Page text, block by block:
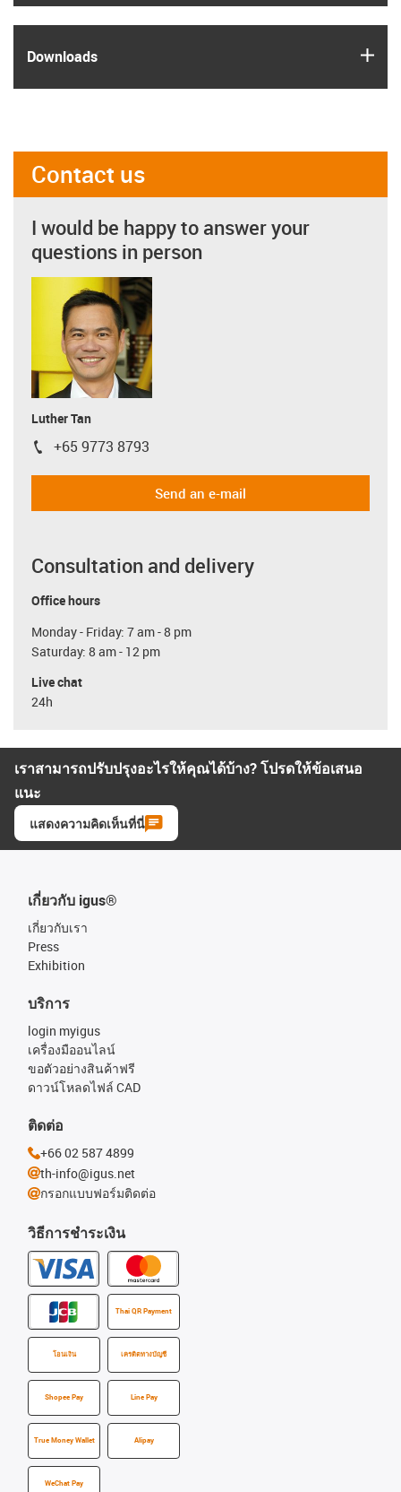
Downloads
Contact us
I would be happy to answer your
questions in person
Luther Tan
igus-icon-phone
+65 9773 8793
Send an e-mail
Consultation and delivery
Office hours
Monday - Friday: 7 am - 8 pm
Saturday: 8 am - 12 pm
Live chat
24h
เราสามารถปรับปรุงอะไรให้คุณได้บ้าง? โปรดให้ข้อเสนอ
แนะ
แสดงความคิดเห็นที่นี่
เกี่ยวกับ igus®
เกี่ยวกับเรา
Press
Exhibition
วิธีการชำระเงิน
Thai QR Payment
โอนเงิน เครดิตทางบัญชี
Shopee Pay Line Pay
True Money Wallet Alipay
WeChat Pay
บริการ
login myigus
เครื่องมืออนไลน์
ขอตัวอย่างสินค้าฟรี
ดาวน์โหลดไฟล์ CAD
ติดต่อ
+66 02 587 4899
th-info@igus.net
กรอกแบบฟอร์มติดต่อ